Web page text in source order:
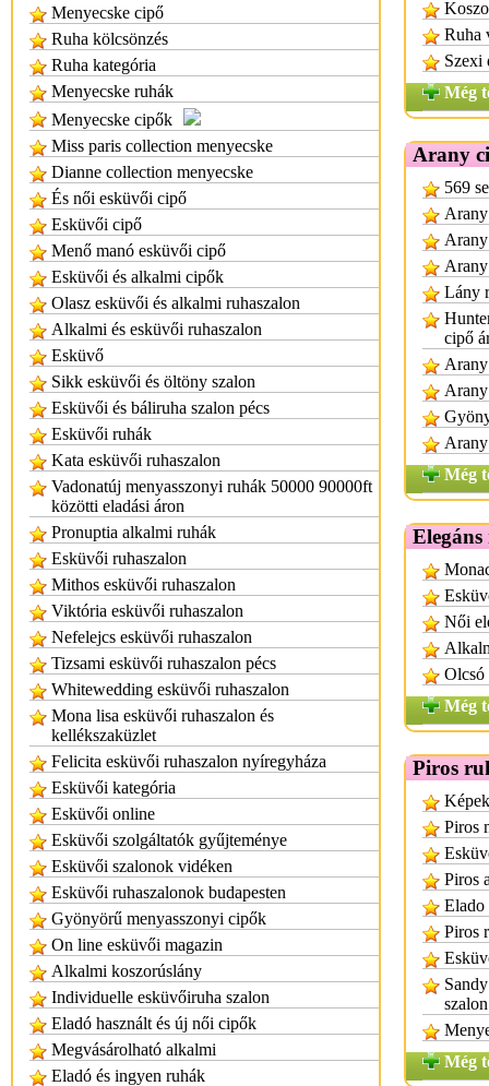
Menyecske cipő
Ruha kölcsönzés
Ruha kategória
Menyecske ruhák
Menyecske cipők
Miss paris collection menyecske
Dianne collection menyecske
És női esküvői cipő
Esküvői cipő
Menő manó esküvői cipő
Esküvői és alkalmi cipők
Olasz esküvői és alkalmi ruhaszalon
Alkalmi és esküvői ruhaszalon
Esküvő
Sikk esküvői és öltöny szalon
Esküvői és báliruha szalon pécs
Esküvői ruhák
Kata esküvői ruhaszalon
Vadonatúj menyasszonyi ruhák 50000 90000ft
közötti eladási áron
Pronuptia alkalmi ruhák
Esküvői ruhaszalon
Mithos esküvői ruhaszalon
Viktória esküvői ruhaszalon
Nefelejcs esküvői ruhaszalon
Tizsami esküvői ruhaszalon pécs
Whitewedding esküvői ruhaszalon
Mona lisa esküvői ruhaszalon és
kellékszaküzlet
Felicita esküvői ruhaszalon nyíregyháza
Esküvői kategória
Esküvői online
Esküvői szolgáltatók gyűjteménye
Esküvői szalonok vidéken
Esküvői ruhaszalonok budapesten
Gyönyörű menyasszonyi cipők
On line esküvői magazin
Alkalmi koszorúslány
Individuelle esküvőiruha szalon
Eladó használt és új női cipők
Megvásárolható alkalmi
Eladó és ingyen ruhák
Ruha
Szexi
Még
Arany
569
Lány
cipő
Még
Női
Olcsó
Még
Piros
Piros
Piros
Elado
Piros
Még